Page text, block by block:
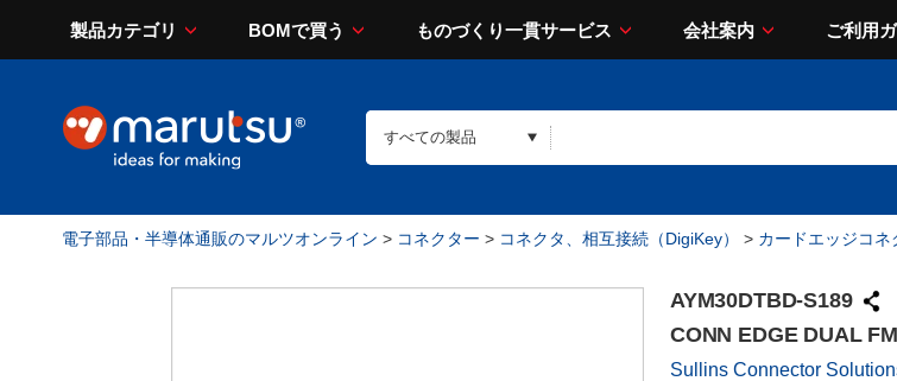
製品カテゴリ BOMで買う ものづくり一貫サービス 会社案内 ご利用
電子部品・半導体通販のマルツオンライン > コネクター > コネクタ、相互接続（DigiKey） > カードエッジコ
AYM30DTBD-S189
CONN EDGE DUAL
Sullins Connector